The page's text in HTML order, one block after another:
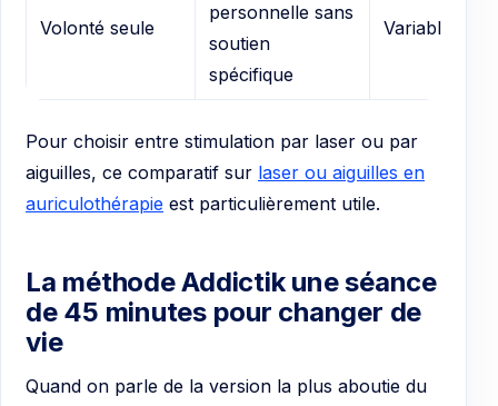
Volonté seule
personnelle sans
soutien
spécifique
Variable
Pour choisir entre stimulation par laser ou par
aiguilles, ce comparatif sur laser ou aiguilles en
auriculothérapie est particulièrement utile.
La méthode Addictik une séance
de 45 minutes pour changer de
vie
Quand on parle de la version la plus aboutie du